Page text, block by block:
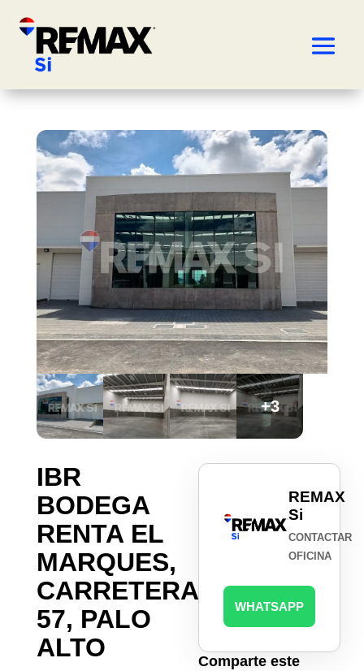
+3
IBR
BODEGA
RENTA EL
MARQUES,
CARRETERA
57, PALO
ALTO
REMAX
Si
CONTACTAR
OFICINA
WHATSAPP
Comparte este